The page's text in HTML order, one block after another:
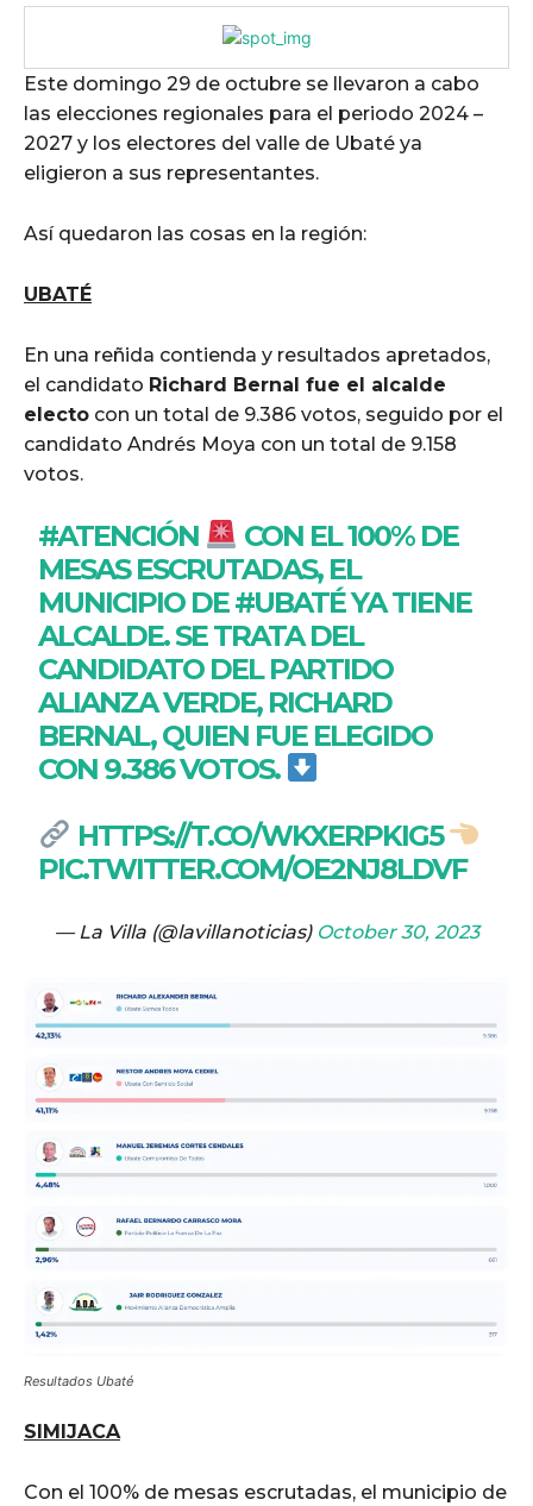
Este domingo 29 de octubre se llevaron a cabo
las elecciones regionales para el periodo 2024 –
2027 y los electores del valle de Ubaté ya
eligieron a sus representantes.
Así quedaron las cosas en la región:
UBATÉ
En una reñida contienda y resultados apretados,
el candidato Richard Bernal fue el alcalde
electo con un total de 9.386 votos, seguido por el
candidato Andrés Moya con un total de 9.158
votos.
#ATENCIÓN
CON EL 100% DE
MESAS ESCRUTADAS, EL
MUNICIPIO DE#UBATÉYA TIENE
ALCALDE. SE TRATA DEL
CANDIDATO DEL PARTIDO
ALIANZA VERDE, RICHARD
BERNAL, QUIEN FUE ELEGIDO
CON 9.386 VOTOS.
HTTPS://T.CO/WKXERPKIG5
PIC.TWITTER.COM/OE2NJ8LDVF
— La Villa (@lavillanoticias) October 30, 2023
Resultados Ubaté
SIMIJACA
Con el 100% de mesas escrutadas, el municipio de